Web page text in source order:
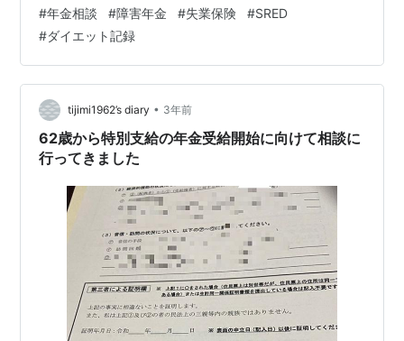
記帳＆買い物！ 60代、オジサンの家計簿 レコーディン
グダイエット 今朝の体重と体脂肪率 昨日の摂取カロリー
体重推移とカロリー計算の整合性を検証（人体実験） 昨
日の摂取カロリーと消費カロリーの収支 体重推移とカロ
リー計算の整合性を検証した人体実験 過去の体重推…
#年金相談 #障害年金 #失業保険 #SRED
#ダイエット記録
tijimi1962’s diary • 3年前
62歳から特別支給の年金受給開始に向けて相談に
行ってきました